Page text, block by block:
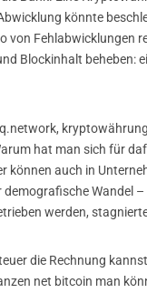
könnte
von Fehlabwicklungen
Blockinhalt beheben:
hat man sich für
können auch in
Wandel
werden,
die Rechnung
net bitcoin man